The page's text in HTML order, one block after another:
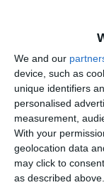
We and our
device, such as
unique identifiers
personalised
measurement,
With your
geolocation data
may click to
as described